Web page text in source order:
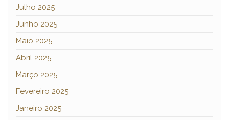
Julho 2025
Junho 2025
Maio 2025
Abril 2025
Março 2025
Fevereiro 2025
Janeiro 2025